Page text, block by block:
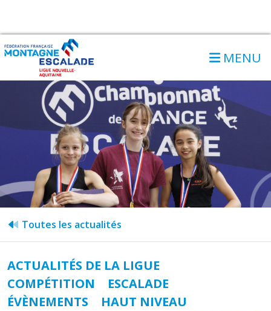
MENU
Toutes les actualités
ACTUALITÉS DE LA LIGUE
COMPÉTITION
ESCALADE
ÉVÈNEMENTS
HAUT NIVEAU